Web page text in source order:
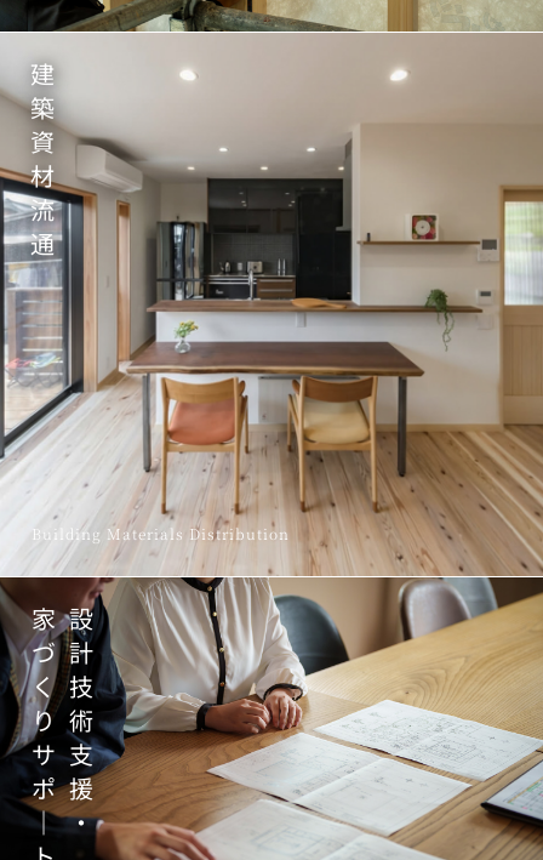
建
築
資
材
流
通
Building Materials Distribution
家
づ
く
り
サ
ポ
｜
設
計
技
術
支
援
・